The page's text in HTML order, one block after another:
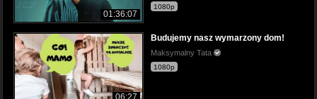
01:36:07
1080p
06:27
Budujemy nasz wymarzony dom!
Maksymalny Tata
1080p